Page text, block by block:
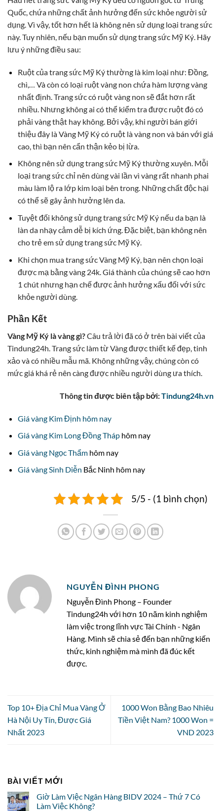
Quốc, chứa những chất ảnh hưởng đến sức khỏe người sử
dụng. Vì vậy, tốt hơn hết là không nên sử dụng loại trang sức
này. Tuy nhiên, nếu bạn muốn sử dụng trang sức Mỹ Ký. Hãy
lưu ý những điều sau:
Ruột của trang sức Mỹ Ký thường là kim loại như: Đồng,
chì,… Và còn có loại ruột vàng non chứa hàm lượng vàng
nhất định. Trang sức có ruột vàng non sẽ đắt hơn rất
nhiều. Nhưng không ai có thể kiểm tra được ruột đó có
phải vàng thật hay không. Bởi vậy, khi người bán giới
thiệu đây là Vàng Mỹ Ký có ruột là vàng non và bán với giá
cao, thì bạn nên cẩn thận kẻo bị lừa.
Không nên sử dụng trang sức Mỹ Ký thường xuyên. Mỗi
loại trang sức chỉ nên dùng vài lần vì vàng rất nhanh phai
màu làm lộ ra lớp kim loại bên trong. Những chất độc hại
có thể sẽ gây ảnh hưởng lên da.
Tuyệt đối không sử dụng trang sức Mỹ Ký nếu da bạn là
làn da nhạy cảm dễ bị kích ứng. Đặc biệt, bạn không nên
cho trẻ em sử dụng trang sức Mỹ Ký.
Khi chọn mua trang sức Vàng Mỹ Ký, bạn nên chọn loại
được mạ bằng vàng 24k. Giá thành của chúng sẽ cao hơn
1 chút nhưng hạn chế được ảnh hưởng xấu đối với sức
khỏe người dùng.
Phần Kết
Vàng Mỹ Ký là vàng gì?Câu trả lời đã có ở trên bài viết của
Tindung24h. Trang sức làm từ Vàng được thiết kế đẹp, tinh
xảo và có nhiều mẫu mã. Không những vậy, chúng còn có
mức giá khá rẻ nên càng được nhiều người dùng ưa thích.
Thông tin được biên tập bởi:Tindung24h.vn
Giá vàng Kim Định hôm nay
Giá vàng Kim Long Đồng Tháphôm nay
Giá vàng Ngọc Thẩmhôm nay
Giá vàng Sinh Diễn Bắc Ninh hôm nay
5/5 - (1 bình chọn)
NGUYỄN ĐÌNH PHONG
Nguyễn Đình Phong – Founder
Tindung24h với hơn 10 năm kinh nghiệm
làm việc trong lĩnh vực Tài Chính - Ngân
Hàng. Mình sẽ chia sẻ đến bạn những kiến
thức, kinh nghiệm mà mình đã đúc kết
được.
Top 10+ Địa Chỉ Mua Vàng Ở
Hà Nội Uy Tín, Được Giá
Nhất 2023
1000 Won Bằng Bao Nhiêu
Tiền Việt Nam? 1000 Won =
VND 2023
BÀI VIẾT MỚI
Giờ Làm Việc Ngân Hàng BIDV 2024 – Thứ 7 Có
Làm Việc Không?